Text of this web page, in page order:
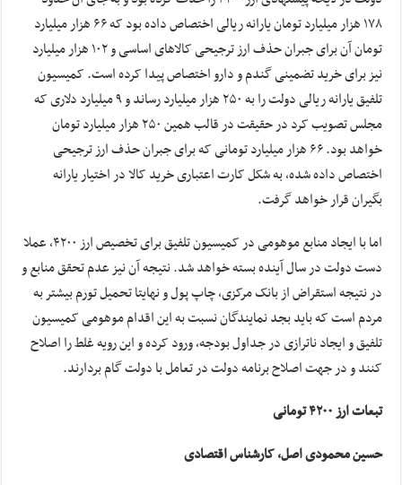
۱۷۸ هزار میلیارد تومان یارانه ریالی اختصاص داده بود که ۶۶ هزار میلیارد
تومان آن برای جبران حذف ارز ترجیحی کالاهای اساسی و ۱۰۲ هزار میلیارد
نیز برای خرید تضمینی گندم و دارو اختصاص پیدا کرده است. کمیسیون
تلفیق یارانه ریالی دولت را به ۲۵۰ هزار میلیارد رساند و ۹ میلیارد دلاری که
مجلس تصویب کرد در حقیقت در قالب همین ۲۵۰ هزار میلیارد تومان
خواهد بود. ۶۶ هزار میلیارد تومانی که برای جبران حذف ارز ترجیحی
اختصاص داده شده، به شکل کارت اعتباری خرید کالا در اختیار یارانه
بگیران قرار خواهد گرفت.
اما با ایجاد منابع موهومی در کمیسیون تلفیق برای تخصیص ارز ۴۲۰۰، عملا
دست دولت در سال آینده بسته خواهد شد. نتیجه آن نیز عدم تحقق منابع و
در نتیجه استقراض از بانک مرکزی، چاپ پول و نهایتا تحمیل تورم بیشتر به
مردم است که باید بجد نمایندگان نسبت به این اقدام موهومی کمیسیون
تلفیق و ایجاد ناترازی در جداول بودجه، ورود کرده و این رویه غلط را اصلاح
کنند و در جهت اصلاح برنامه دولت در تعامل با دولت گام بردارند.
تبعات ارز ۴۲۰۰ تومانی
حسین محمودی اصل، کارشناس اقتصادی